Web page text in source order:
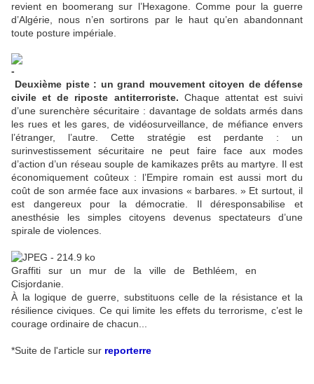
revient en boomerang sur l’Hexagone. Comme pour la guerre
d’Algérie, nous n’en sortirons par le haut qu’en abandonnant
toute posture impériale.
Deuxième piste : un grand mouvement citoyen de défense
civile et de riposte antiterroriste. Chaque attentat est suivi
d’une surenchère sécuritaire : davantage de soldats armés dans
les rues et les gares, de vidéosurveillance, de méfiance envers
l’étranger, l’autre. Cette stratégie est perdante : un
surinvestissement sécuritaire ne peut faire face aux modes
d’action d’un réseau souple de kamikazes prêts au martyre. Il est
économiquement coûteux : l’Empire romain est aussi mort du
coût de son armée face aux invasions « barbares. » Et surtout, il
est dangereux pour la démocratie. Il déresponsabilise et
anesthésie les simples citoyens devenus spectateurs d’une
spirale de violences.
Graffiti sur un mur de la ville de Bethléem, en
Cisjordanie.
À la logique de guerre, substituons celle de la résistance et la
résilience civiques. Ce qui limite les effets du terrorisme, c’est le
courage ordinaire de chacun...
*Suite de l'article sur reporterre